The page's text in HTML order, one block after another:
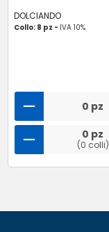
DOLCIANDO
Collo: 8 pz - IVA 10%
0 pz
0 pz
(0 colli)